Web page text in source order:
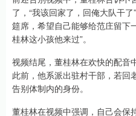
了，“我该回家了，回俺大队干
筵席，希望自己能够给范庄留下
桂林这小孩他来过”。
视频结尾，董桂林在欢快的配音
此前，他系派出驻村干部，若回
告别体制内的身份。
董桂林在视频中强调，自己会保